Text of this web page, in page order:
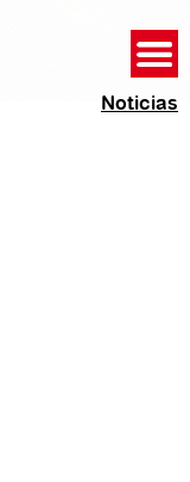
Noticias